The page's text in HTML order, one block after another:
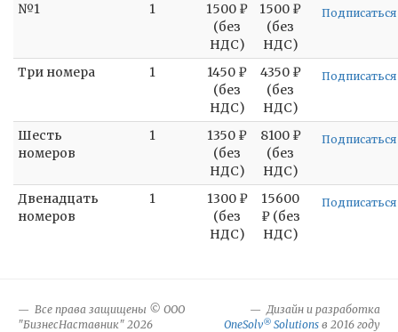
№1
1
1500 ₽
(без
НДС)
1500 ₽
(без
НДС)
Подписаться
Три номера 1
1450 ₽
(без
НДС)
4350 ₽
(без
НДС)
Подписаться
Шесть
номеров
1
1350 ₽
(без
НДС)
8100 ₽
(без
НДС)
Подписаться
Двенадцать
номеров
1
1300 ₽
(без
НДС)
15600
₽ (без
НДС)
Подписаться
Все права защищены © ООО
"БизнесНаставник" 2026
Дизайн и разработка
OneSolv® Solutions в 2016 году